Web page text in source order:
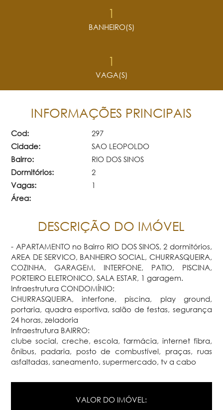
1
BANHEIRO(S)
1
VAGA(S)
INFORMAÇÕES PRINCIPAIS
Cod:
297
Cidade:
SAO LEOPOLDO
Bairro:
RIO DOS SINOS
Dormitórios:
2
Vagas:
1
Área:
DESCRIÇÃO DO IMÓVEL
- APARTAMENTO no Bairro RIO DOS SINOS, 2 dormitórios,
AREA DE SERVICO, BANHEIRO SOCIAL, CHURRASQUEIRA,
COZINHA, GARAGEM, INTERFONE, PATIO, PISCINA,
PORTEIRO ELETRONICO, SALA ESTAR, 1 garagem.
Infraestrutura CONDOMÍNIO:
CHURRASQUEIRA, interfone, piscina, play ground,
portaria, quadra esportiva, salão de festas, segurança
24 horas, zeladoria
Infraestrutura BAIRRO:
clube social, creche, escola, farmácia, internet fibra,
ônibus, padaria, posto de combustível, praças, ruas
asfaltadas, saneamento, supermercado, tv a cabo
VALOR DO IMÓVEL: